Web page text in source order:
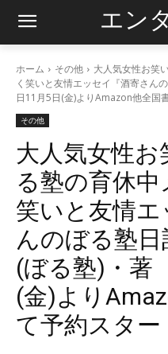
エン
ホーム その他
大人気女性お笑
く笑いと友情エッセイ『酒寄さん
日11月5日(金)よりAmazon他全国
その他
大人気女性
る塾の育休中
笑いと友情エ
んのぼる塾
(ぼる塾)・著
(金)より
て予約スター